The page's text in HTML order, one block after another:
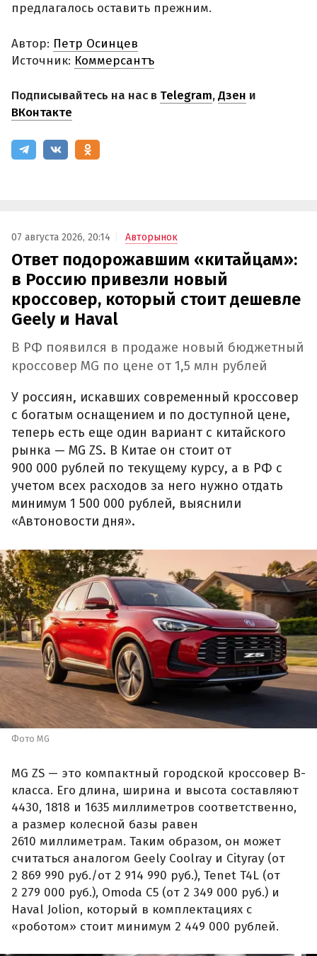
предлагалось оставить прежним.
Автор: Петр Осинцев
Источник: Коммерсантъ
Подписывайтесь на нас в Telegram,Дзен и
ВКонтакте
07 августа 2026, 20:14 Авторынок
Ответ подорожавшим «китайцам»:
в Россию привезли новый
кроссовер, который стоит дешевле
Geely и Haval
В РФ появился в продаже новый бюджетный
кроссовер MG по цене от 1,5 млн рублей
У россиян, искавших современный кроссовер
с богатым оснащением и по доступной цене,
теперь есть еще один вариант с китайского
рынка — MG ZS. В Китае он стоит от
900 000 рублей по текущему курсу, а в РФ с
учетом всех расходов за него нужно отдать
минимум 1 500 000 рублей, выяснили
«Автоновости дня».
Фото MG
MG ZS — это компактный городской кроссовер B-
класса. Его длина, ширина и высота составляют
4430, 1818 и 1635 миллиметров соответственно,
а размер колесной базы равен
2610 миллиметрам. Таким образом, он может
считаться аналогом Geely Coolray и Cityray (от
2 869 990 руб./от 2 914 990 руб.), Tenet T4L (от
2 279 000 руб.), Omoda C5 (от 2 349 000 руб.) и
Haval Jolion, который в комплектациях с
«роботом» стоит минимум 2 449 000 рублей.